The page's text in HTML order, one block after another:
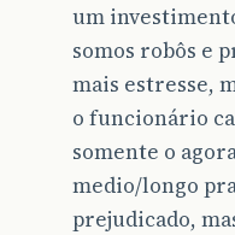
um
somos robôs e
mais estresse,
o funcionário
somente o
medio/longo
prejudicado,